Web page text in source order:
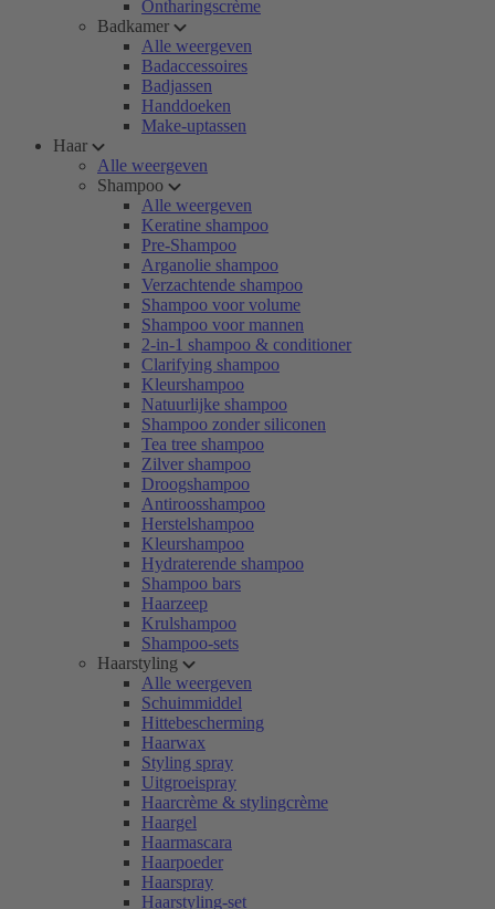
Ontharingscrème
Badkamer
Alle weergeven
Badaccessoires
Badjassen
Handdoeken
Make-uptassen
Haar
Alle weergeven
Shampoo
Alle weergeven
Keratine shampoo
Pre-Shampoo
Arganolie shampoo
Verzachtende shampoo
Shampoo voor volume
Shampoo voor mannen
2-in-1 shampoo & conditioner
Clarifying shampoo
Kleurshampoo
Natuurlijke shampoo
Shampoo zonder siliconen
Tea tree shampoo
Zilver shampoo
Droogshampoo
Antiroosshampoo
Herstelshampoo
Kleurshampoo
Hydraterende shampoo
Shampoo bars
Haarzeep
Krulshampoo
Shampoo-sets
Haarstyling
Alle weergeven
Schuimmiddel
Hittebescherming
Haarwax
Styling spray
Uitgroeispray
Haarcrème & stylingcrème
Haargel
Haarmascara
Haarpoeder
Haarspray
Haarstyling-set